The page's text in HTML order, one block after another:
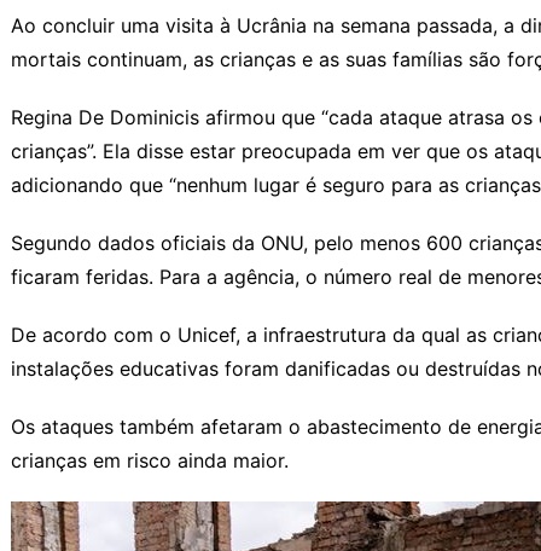
Ao concluir uma visita à Ucrânia na semana passada, a
mortais continuam, as crianças e as suas famílias são
Regina De Dominicis afirmou que “cada ataque atrasa
crianças”. Ela disse estar preocupada em ver que os
adicionando que “nenhum lugar é seguro para as
Segundo dados oficiais da ONU, pelo menos 600
ficaram feridas. Para a agência, o número real de
De acordo com o Unicef, a infraestrutura da qual as
instalações educativas foram danificadas ou destruídas
Os ataques também afetaram o abastecimento de
crianças em risco ainda maior.